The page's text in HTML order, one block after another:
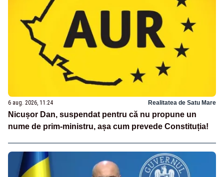
6 aug. 2026, 11:24 Realitatea de Satu Mare
Nicușor Dan, suspendat pentru că nu propune un
nume de prim-ministru, așa cum prevede Constituția!